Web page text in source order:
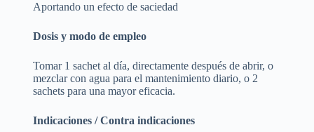
Aportando un efecto de saciedad
Dosis y modo de empleo
Tomar 1 sachet al día, directamente después de abrir, o
mezclar con agua para el mantenimiento diario, o 2
sachets para una mayor eficacia.
Indicaciones / Contra indicaciones